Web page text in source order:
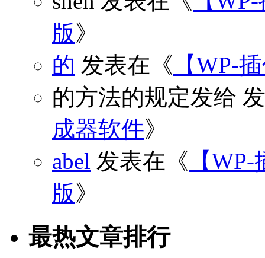
版》
的 发表在《 【WP-
的方法的规定发给
成器软件》
abel 发表在《 【
版》
最热文章排行